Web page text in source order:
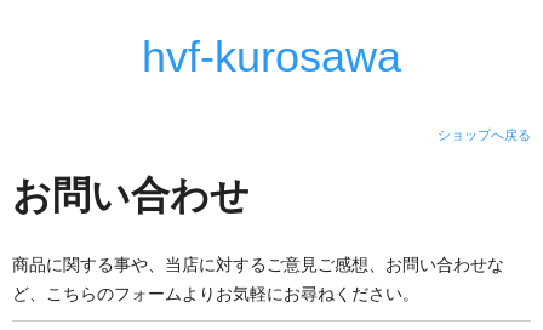
hvf-kurosawa
ショップへ戻る
お問い合わせ
商品に関する事や、当店に対するご意見ご感想、お問い合わせな
ど、こちらのフォームよりお気軽にお尋ねください。